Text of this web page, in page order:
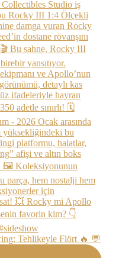
Tehlikeyle Flört 🔥 💬